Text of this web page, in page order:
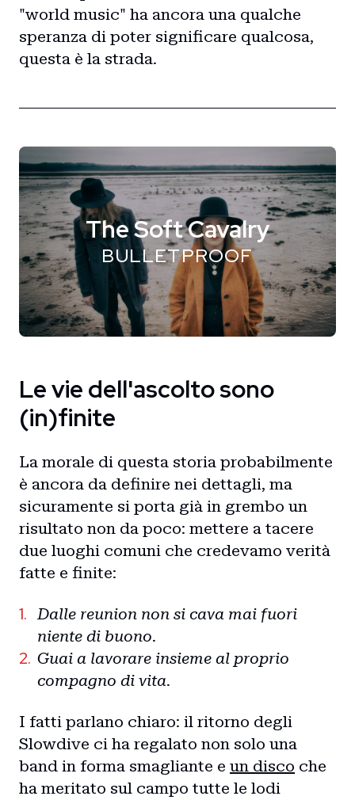
Home
Storie
Collaborazioni
"world music" ha ancora una qualche
speranza di poter significare qualcosa,
questa è la strada.
The Soft Cavalry
BULLETPROOF
Le vie dell'ascolto sono
(in)finite
La morale di questa storia probabilmente
è ancora da definire nei dettagli, ma
sicuramente si porta già in grembo un
risultato non da poco: mettere a tacere
due luoghi comuni che credevamo verità
fatte e finite:
Dalle reunion non si cava mai fuori
niente di buono.
Guai a lavorare insieme al proprio
compagno di vita.
I fatti parlano chiaro: il ritorno degli
Slowdive ci ha regalato non solo una
band in forma smagliante e un disco che
ha meritato sul campo tutte le lodi